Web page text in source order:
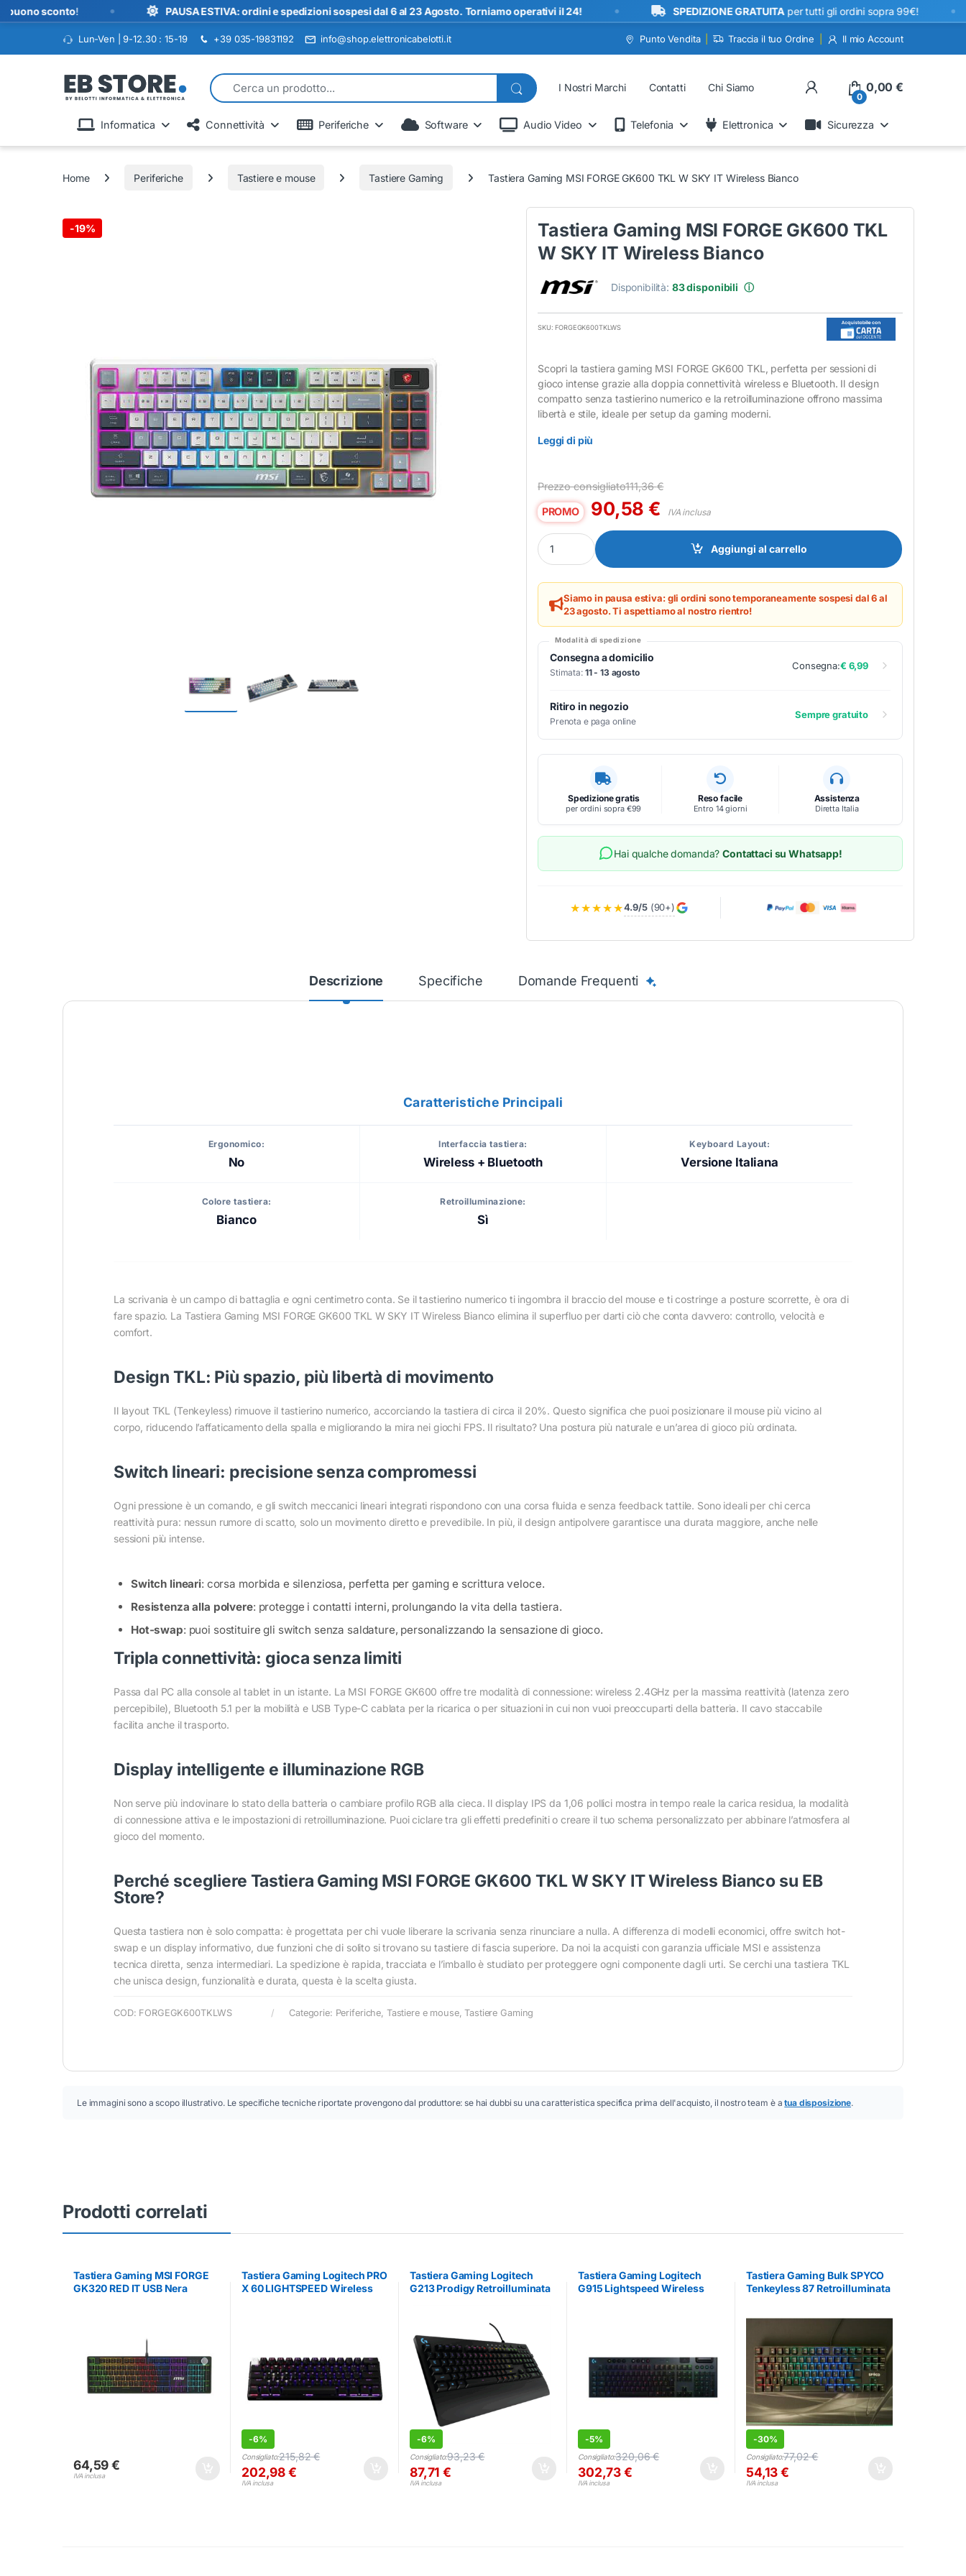
sconto! • PAUSA ESTIVA: ordini e spedizioni sospesi dal 6 al 23 Agosto. Torniamo operativi il 24! • SPEDIZIONE GRATUITAper tutti gli ordini sopra 99€! •
Lun-Ven | 9-12.30 : 15-19 +39 035-19831192 info@shop.elettronicabelotti.it Punto Vendita Traccia il tuo Ordine Il mio Account
Search for:
I Nostri Marchi Contatti Chi Siamo My Account
0
0,00€
Informatica Connettività Periferiche Software Audio Video Telefonia Elettronica Sicurezza
Home Periferiche Tastiere e mouse Tastiere Gaming Tastiera Gaming MSI FORGE GK600 TKL W SKY IT Wireless Bianco
-19%
Tastiera Gaming MSI FORGE GK600 TKL
W SKY IT Wireless Bianco
Disponibilità: 83 disponibili ⓘ
SKU: FORGEGK600TKLWS
Scopri la tastiera gaming MSI FORGE GK600 TKL, perfetta per sessioni di
gioco intense grazie alla doppia connettività wireless e Bluetooth. Il design
compatto senza tastierino numerico e la retroilluminazione offrono massima
libertà e stile, ideale per setup da gaming moderni.
Leggi di più
Prezzo consigliato111,36€
PROMO 90,58€ IVA inclusa
Tastiera Gaming MSI FORGE GK600 TKL W SKY IT Wireless Bianco quantity
Aggiungi al carrello
Siamo in pausa estiva: gli ordini sono temporaneamente sospesi dal 6 al
23 agosto. Ti aspettiamo al nostro rientro!
Modalità di spedizione
Consegna a domicilio
Stimata: 11 - 13 agosto
Consegna:€ 6,99
Ritiro in negozio
Prenota e paga online
Sempre gratuito
Spedizione gratis
per ordini sopra €99
Reso facile
Entro 14 giorni
Assistenza
Diretta Italia
Hai qualche domanda?Contattaci su Whatsapp!
★★★★★4.9/5(90+)
Descrizione Specifiche Domande Frequenti
Caratteristiche Principali
Ergonomico:
No
Interfaccia tastiera:
Wireless + Bluetooth
Keyboard Layout:
Versione Italiana
Colore tastiera:
Bianco
Retroilluminazione:
Sì
La scrivania è un campo di battaglia e ogni centimetro conta. Se il tastierino numerico ti ingombra il braccio del mouse e ti costringe a posture scorrette, è ora di
fare spazio. La Tastiera Gaming MSI FORGE GK600 TKL W SKY IT Wireless Bianco elimina il superfluo per darti ciò che conta davvero: controllo, velocità e
comfort.
Design TKL: Più spazio, più libertà di movimento
Il layout TKL (Tenkeyless) rimuove il tastierino numerico, accorciando la tastiera di circa il 20%. Questo significa che puoi posizionare il mouse più vicino al
corpo, riducendo l’affaticamento della spalla e migliorando la mira nei giochi FPS. Il risultato? Una postura più naturale e un’area di gioco più ordinata.
Switch lineari: precisione senza compromessi
Ogni pressione è un comando, e gli switch meccanici lineari integrati rispondono con una corsa fluida e senza feedback tattile. Sono ideali per chi cerca
reattività pura: nessun rumore di scatto, solo un movimento diretto e prevedibile. In più, il design antipolvere garantisce una durata maggiore, anche nelle
sessioni più intense.
Switch lineari: corsa morbida e silenziosa, perfetta per gaming e scrittura veloce.
Resistenza alla polvere: protegge i contatti interni, prolungando la vita della tastiera.
Hot-swap: puoi sostituire gli switch senza saldature, personalizzando la sensazione di gioco.
Tripla connettività: gioca senza limiti
Passa dal PC alla console al tablet in un istante. La MSI FORGE GK600 offre tre modalità di connessione: wireless 2.4GHz per la massima reattività (latenza zero
percepibile), Bluetooth 5.1 per la mobilità e USB Type-C cablata per la ricarica o per situazioni in cui non vuoi preoccuparti della batteria. Il cavo staccabile
facilita anche il trasporto.
Display intelligente e illuminazione RGB
Non serve più indovinare lo stato della batteria o cambiare profilo RGB alla cieca. Il display IPS da 1,06 pollici mostra in tempo reale la carica residua, la modalità
di connessione attiva e le impostazioni di retroilluminazione. Puoi ciclare tra gli effetti predefiniti o creare il tuo schema personalizzato per abbinare l’atmosfera al
gioco del momento.
Perché scegliere Tastiera Gaming MSI FORGE GK600 TKL W SKY IT Wireless Bianco su EB
Store?
Questa tastiera non è solo compatta: è progettata per chi vuole liberare la scrivania senza rinunciare a nulla. A differenza di modelli economici, offre switch hot-
swap e un display informativo, due funzioni che di solito si trovano su tastiere di fascia superiore. Da noi la acquisti con garanzia ufficiale MSI e assistenza
tecnica diretta, senza intermediari. La spedizione è rapida, tracciata e l’imballo è studiato per proteggere ogni componente dagli urti. Se cerchi una tastiera TKL
che unisca design, funzionalità e durata, questa è la scelta giusta.
COD: FORGEGK600TKLWS Categorie: Periferiche Tastiere e mouse,Tastiere Gaming
Le immagini sono a scopo illustrativo. Le specifiche tecniche riportate provengono dal produttore: se hai dubbi su una caratteristica specifica prima dell'acquisto, il nostro team è atua disposizione.
Prodotti correlati
Tastiera Gaming MSI FORGE
GK320 RED IT USB Nera
64,59€
IVA inclusa
Tastiera Gaming Logitech PRO
X 60 LIGHTSPEED Wireless
-6%
Consigliato:215,82€
202,98€
IVA inclusa
Tastiera Gaming Logitech
G213 Prodigy Retroilluminata
-6%
Consigliato:93,23€
87,71€
IVA inclusa
Tastiera Gaming Logitech
G915 Lightspeed Wireless
-5%
Consigliato:320,06€
302,73€
IVA inclusa
Tastiera Gaming Bulk SPYCO
Tenkeyless 87 Retroilluminata
-30%
Consigliato:77,02€
54,13€
IVA inclusa